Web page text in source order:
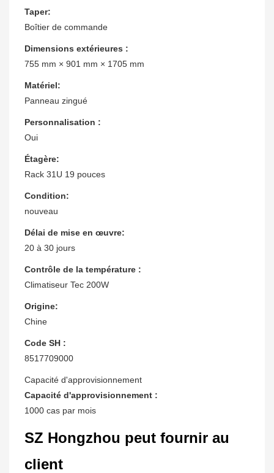
Taper:
Boîtier de commande
Dimensions extérieures :
755 mm × 901 mm × 1705 mm
Matériel:
Panneau zingué
Personnalisation :
Oui
Étagère:
Rack 31U 19 pouces
Condition:
nouveau
Délai de mise en œuvre:
20 à 30 jours
Contrôle de la température :
Climatiseur Tec 200W
Origine:
Chine
Code SH :
8517709000
Capacité d'approvisionnement
Capacité d'approvisionnement :
1000 cas par mois
SZ Hongzhou peut fournir au
client